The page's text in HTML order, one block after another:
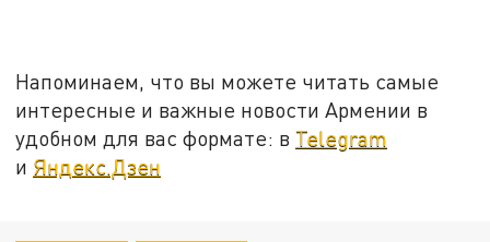
Напоминаем, что вы можете читать самые
интересные и важные новости Армении в
удобном для вас формате: в Telegram
и Яндекс.Дзен